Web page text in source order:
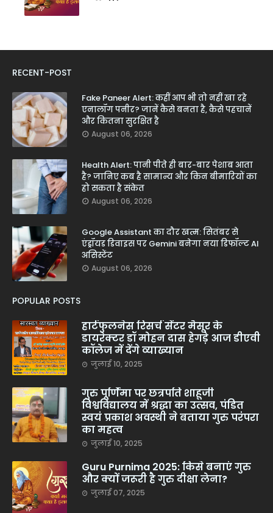
RECENT-POST
Fake Paneer Alert: कहीं आप भी तो नहीं खा रहे
एनालॉग पनीर? जानें कैसे बनता है, कैसे पहचानें
और कितना सुरक्षित है
August 06, 2026
Health Alert: पानी पीते ही बार-बार पेशाब आता
है? जानिए कब है सामान्य और किन बीमारियों का
हो सकता है संकेत
August 06, 2026
Google Assistant का दौर खत्म: सितंबर से
एंड्रॉयड डिवाइस पर Gemini बनेगा नया डिफॉल्ट AI
असिस्टेंट
August 06, 2026
POPULAR POSTS
हार्टफुलनेस रिसर्च सेंटर मैसूर के
डायरेक्टर डॉ मोहन दास हेगड़े आज डीएवी
कॉलेज में देंगे व्याख्यान
जुलाई 10, 2025
गुरु पूर्णिमा पर छत्रपति शाहूजी
विश्वविद्यालय में श्रद्धा का उत्सव, पंडित
स्वयं प्रकाश अवस्थी ने बताया गुरु परंपरा
का महत्व
जुलाई 10, 2025
Guru Purnima 2025: किसे बनाएं गुरु
और क्यों जरूरी है गुरु दीक्षा लेना?
जुलाई 07, 2025